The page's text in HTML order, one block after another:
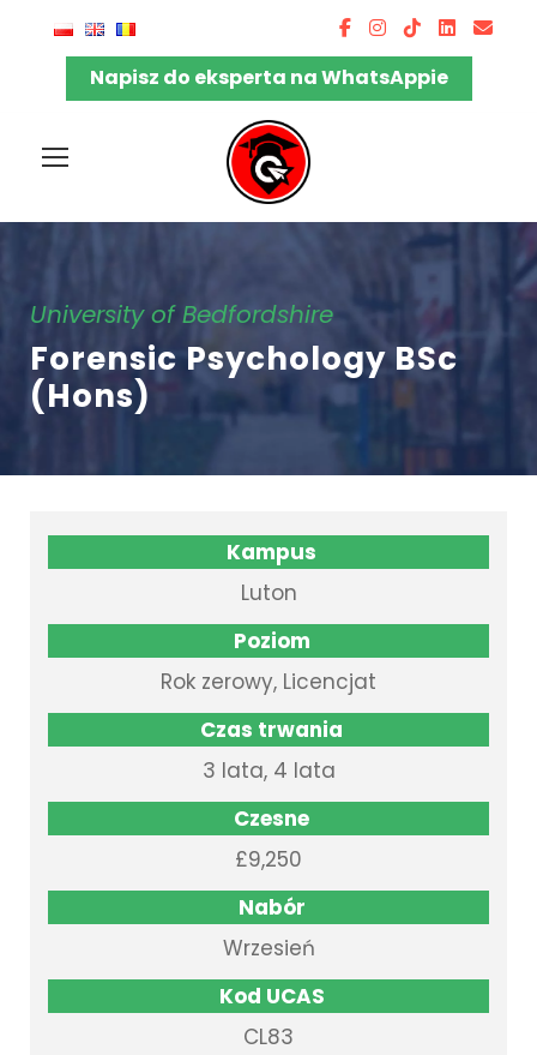
Napisz do eksperta na WhatsAppie
University of Bedfordshire
Forensic Psychology BSc
(Hons)
Kampus
Luton
Poziom
Rok zerowy, Licencjat
Czas trwania
3 lata, 4 lata
Czesne
£9,250
Nabór
Wrzesień
Kod UCAS
CL83